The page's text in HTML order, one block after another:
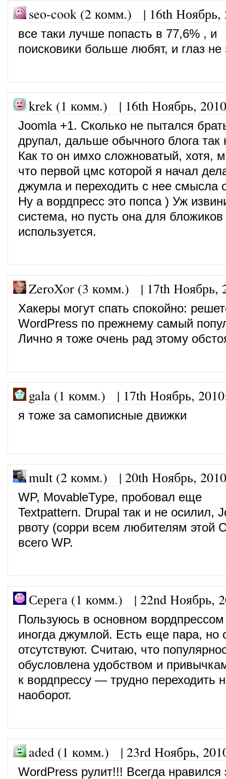
seo-cook (2 комм.) | 16th Ноябрь,
все таки лучше попасть в 77,6% , и
поисковики больше любят, и глаз
krek (1 комм.) | 16th Ноябрь, 2010
Joomla +1. Сколько не пытался
друпал, дальше обычного блога так
Как то он имхо сложноватый, хотя,
что первой цмс которой я начал
джумла и переходить с нее смысла
Ну а вордпресс это попса ) Уж
система, но пусть она для бложиков
используется.
ZeroXor (3 комм.) | 17th Ноябрь,
Хакеры могут спать спокойно:
WordPress по прежнему самый
Лично я тоже очень рад этому
gala (1 комм.) | 17th Ноябрь, 2010
я тоже за самописные движки
mult (2 комм.) | 20th Ноябрь, 2010
WP, MovableType, пробовал еще
Textpattern. Drupal так и не осилил,
рвоту (сорри всем любителям этой
всего WP.
Серега (1 комм.) | 22nd Ноябрь,
Пользуюсь в основном
иногда джумлой. Есть еще пара, но
отсутствуют. Считаю, что
обусловлена удобством и
к вордпрессу — трудно переходить
наоборот.
aded (1 комм.) | 23rd Ноябрь,
WordPress рулит!!! Всегда нравился